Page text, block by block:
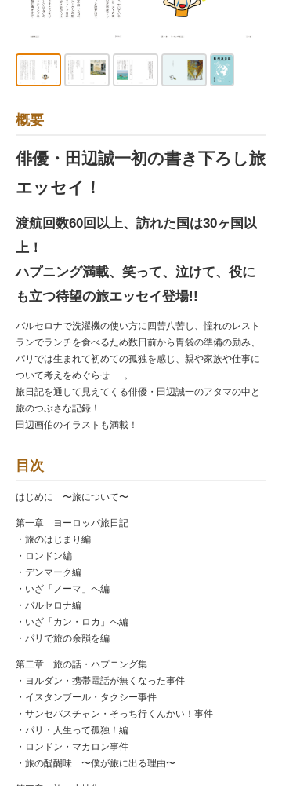
概要
俳優・田辺誠一初の書き下ろし旅
エッセイ！
渡航回数60回以上、訪れた国は30ヶ国以
上！
ハプニング満載、笑って、泣けて、役に
も立つ待望の旅エッセイ登場!!
バルセロナで洗濯機の使い方に四苦八苦し、憧れのレスト
ランでランチを食べるため数日前から胃袋の準備の励み、
パリでは生まれて初めての孤独を感じ、親や家族や仕事に
ついて考えをめぐらせ･･･。
旅日記を通して見えてくる俳優・田辺誠一のアタマの中と
旅のつぶさな記録！
田辺画伯のイラストも満載！
目次
はじめに 〜旅について〜
第一章 ヨーロッパ旅日記
・旅のはじまり編
・ロンドン編
・デンマーク編
・いざ「ノーマ」へ編
・バルセロナ編
・いざ「カン・ロカ」へ編
・パリで旅の余韻を編
第二章 旅の話・ハプニング集
・ヨルダン・携帯電話が無くなった事件
・イスタンブール・タクシー事件
・サンセバスチャン・そっち行くんかい！事件
・パリ・人生って孤独！編
・ロンドン・マカロン事件
・旅の醍醐味 〜僕が旅に出る理由〜